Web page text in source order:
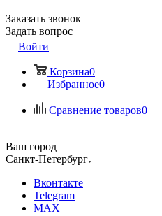
Заказать звонок
Задать вопрос
Войти
Корзина0
Избранное0
Сравнение товаров0
Ваш город
Санкт-Петербург
Вконтакте
Telegram
MAX